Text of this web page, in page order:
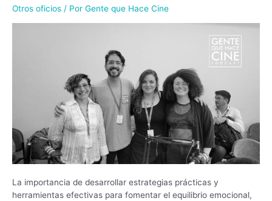
Otros oficios / Por Gente que Hace Cine
La importancia de desarrollar estrategias prácticas y
herramientas efectivas para fomentar el equilibrio emocional,